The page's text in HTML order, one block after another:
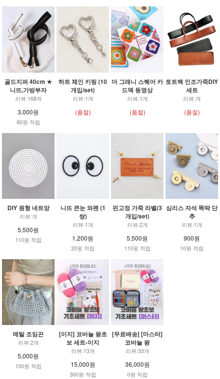
골드지퍼 40cm ★
니뜨,가방부자
리뷰:168개
3,000원
60원 적립
하트 체인 키링 (10
개입/set)
리뷰:1개
(품절)
더 그래니 스퀘어 카
드덱 동영상
리뷰:1개
(품절)
토트백 인조가죽DIY
세트
리뷰:개
(품절)
DIY 원형 네트망
리뷰:개
5,500원
110원 적립
니뜨 큰눈 와펜 (1
쌍)
리뷰:1개
1,200원
20원 적립
핀고정 가죽 라벨(3
개입/set)
리뷰:2개
5,500원
110원 적립
심리스 자석 똑딱 단
추
리뷰:1개
900원
10원 적립
메탈 조임끈
리뷰:2개
5,000원
100원 적립
[이지] 코바늘 왕초
보 세트-이지
리뷰:13개
15,000원
300원 적립
[무료배송] [마스터]
코바늘 왕
리뷰:33개
36,000원
0원 적립